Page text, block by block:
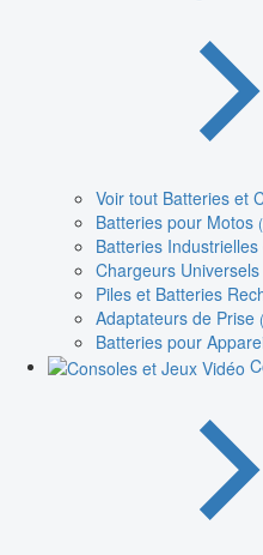
Voir tout Batteries et
Batteries pour Motos
Batteries Industrielles
Chargeurs Universels
Piles et Batteries
Adaptateurs de Prise
Batteries pour